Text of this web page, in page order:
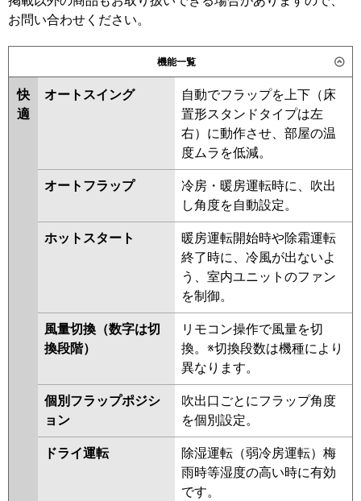
GUSA112141MUB GUSA112141XU
GUSA11214P1MUB
GUSA11214P1XU
三菱電機 PLZ-HRMP112H6 PLZ-
HRMP112HFG6 PLZ-
HRMP112HBF6 PLZ-
HRMP112HF6 PLZ-ERMP112H6
PLZ-ERMP112HLE6 PLZ-
ERMP112HE6
RCI-GP112RHN6 RCI-
GP112RSH12
FDTV1126H6SA-rak
FDTV1126H6SA-airf
FDTV1126H6SA
osj
パナソニック PA-P112U7KNCX PA-P112U7KC
PA-P112U7KNC PA-P112U7HNC
PA-P112U7HNCX PA-P112U7HC
SDRC112BN
SZRC112BCN
東芝 GUHA11211MUB GUHA11211XU
GUEA11212XU GUEA11212MUB
GUSA11214MUB GUSA11214XU
GUSA11214PMUB
GUSA11214PXU RUEA11232MUB
RUEA11232XU RUSA11234XU
RUSA11234MUB RUHA11231MUB
RUEA11231MUB RUSA11233MUB
RUHA11231MU RUHA11231XU
RUEA11231MU RUEA11231XU
RUSA11233XU RUEA11231M
RUEA11231X RUHA11231M
RUHA11231X AUHA11274M
AUHA11274M-R AUHA11274X
AUHA11274X-R AUEA11237M
AUEA11237X
RUSA11233M
RUSA11233X AUEA11277M
AUEA11277X AUSA11277M
AUSA11277X
PLZ-HRMP112H5 PLZ-
HRMP112HBF5
お問い合わせください。
機能一覧
快
適
オートスイング
自動でフラップを上下（床
置形スタンドタイプは左
右）に動作させ、部屋の温
度ムラを低減。
オートフラップ
冷房・暖房運転時に、吹出
し角度を自動設定。
ホットスタート
暖房運転開始時や除霜運転
終了時に、冷風が出ないよ
う、室内ユニットのファン
を制御。
風量切換（数字は切
換段階）
リモコン操作で風量を切
換。※切換段数は機種により
異なります。
個別フラップポジシ
ョン
吹出口ごとにフラップ角度
を個別設定。
ドライ運転
除湿運転（弱冷房運転）梅
雨時等湿度の高い時に有効
です。